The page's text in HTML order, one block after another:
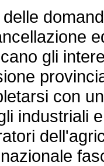
gli
con
industriali